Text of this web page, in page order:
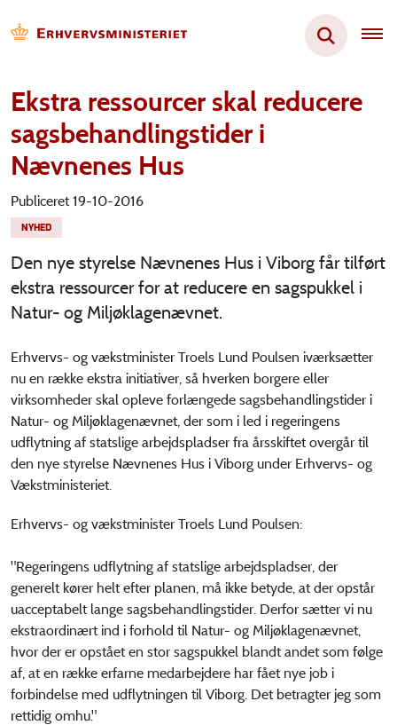
Ekstra ressourcer skal reducere
sagsbehandlingstider i
Nævnenes Hus
Publiceret 19-10-2016
NYHED
Den nye styrelse Nævnenes Hus i Viborg får tilført
ekstra ressourcer for at reducere en sagspukkel i
Natur- og Miljøklagenævnet.
Erhvervs- og vækstminister Troels Lund Poulsen iværksætter
nu en række ekstra initiativer, så hverken borgere eller
virksomheder skal opleve forlængede sagsbehandlingstider i
Natur- og Miljøklagenævnet, der som i led i regeringens
udflytning af statslige arbejdspladser fra årsskiftet overgår til
den nye styrelse Nævnenes Hus i Viborg under Erhvervs- og
Vækstministeriet.
Erhvervs- og vækstminister Troels Lund Poulsen:
"Regeringens udflytning af statslige arbejdspladser, der
generelt kører helt efter planen, må ikke betyde, at der opstår
uacceptabelt lange sagsbehandlingstider. Derfor sætter vi nu
ekstraordinært ind i forhold til Natur- og Miljøklagenævnet,
hvor der er opstået en stor sagspukkel blandt andet som følge
af, at en række erfarne medarbejdere har fået nye job i
forbindelse med udflytningen til Viborg. Det betragter jeg som
rettidig omhu."